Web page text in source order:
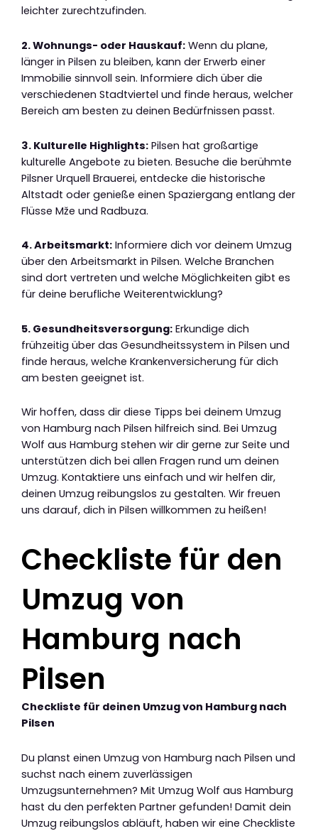
leichter zurechtzufinden.
2. Wohnungs- oder Hauskauf: Wenn du plane,
länger in Pilsen zu bleiben, kann der Erwerb einer
Immobilie sinnvoll sein. Informiere dich über die
verschiedenen Stadtviertel und finde heraus, welcher
Bereich am besten zu deinen Bedürfnissen passt.
3. Kulturelle Highlights: Pilsen hat großartige
kulturelle Angebote zu bieten. Besuche die berühmte
Pilsner Urquell Brauerei, entdecke die historische
Altstadt oder genieße einen Spaziergang entlang der
Flüsse Mže und Radbuza.
4. Arbeitsmarkt: Informiere dich vor deinem Umzug
über den Arbeitsmarkt in Pilsen. Welche Branchen
sind dort vertreten und welche Möglichkeiten gibt es
für deine berufliche Weiterentwicklung?
5. Gesundheitsversorgung: Erkundige dich
frühzeitig über das Gesundheitssystem in Pilsen und
finde heraus, welche Krankenversicherung für dich
am besten geeignet ist.
Wir hoffen, dass dir diese Tipps bei deinem Umzug
von Hamburg nach Pilsen hilfreich sind. Bei Umzug
Wolf aus Hamburg stehen wir dir gerne zur Seite und
unterstützen dich bei allen Fragen rund um deinen
Umzug. Kontaktiere uns einfach und wir helfen dir,
deinen Umzug reibungslos zu gestalten. Wir freuen
uns darauf, dich in Pilsen willkommen zu heißen!
Checkliste für den
Umzug von
Hamburg nach
Pilsen
Checkliste für deinen Umzug von Hamburg nach
Pilsen
Du planst einen Umzug von Hamburg nach Pilsen und
suchst nach einem zuverlässigen
Umzugsunternehmen? Mit Umzug Wolf aus Hamburg
hast du den perfekten Partner gefunden! Damit dein
Umzug reibungslos abläuft, haben wir eine Checkliste